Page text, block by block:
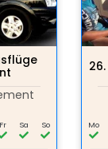
Fr Sa So
26.
Mo